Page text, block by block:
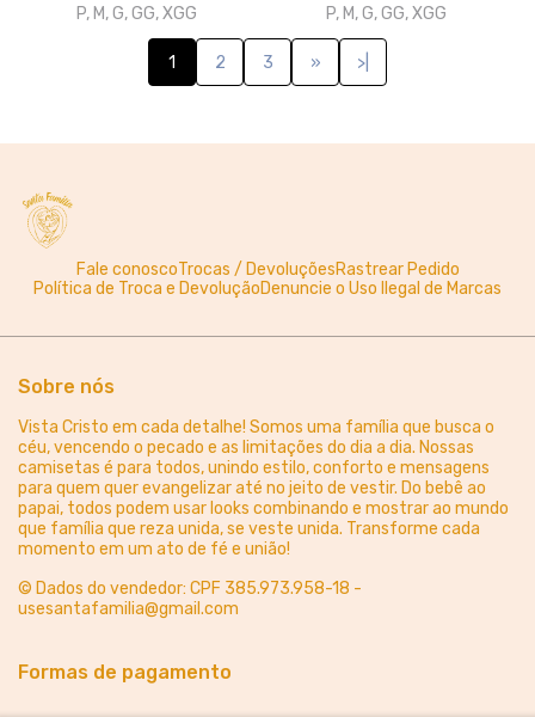
P, M, G, GG, XGG P, M, G, GG, XGG
1 2 3 » >|
Fale conoscoTrocas / DevoluçõesRastrear Pedido
Política de Troca e DevoluçãoDenuncie o Uso Ilegal de Marcas
Sobre nós
Vista Cristo em cada detalhe! Somos uma família que busca o
céu, vencendo o pecado e as limitações do dia a dia. Nossas
camisetas é para todos, unindo estilo, conforto e mensagens
para quem quer evangelizar até no jeito de vestir. Do bebê ao
papai, todos podem usar looks combinando e mostrar ao mundo
que família que reza unida, se veste unida. Transforme cada
momento em um ato de fé e união!
© Dados do vendedor: CPF 385.973.958-18 -
usesantafamilia@gmail.com
Formas de pagamento